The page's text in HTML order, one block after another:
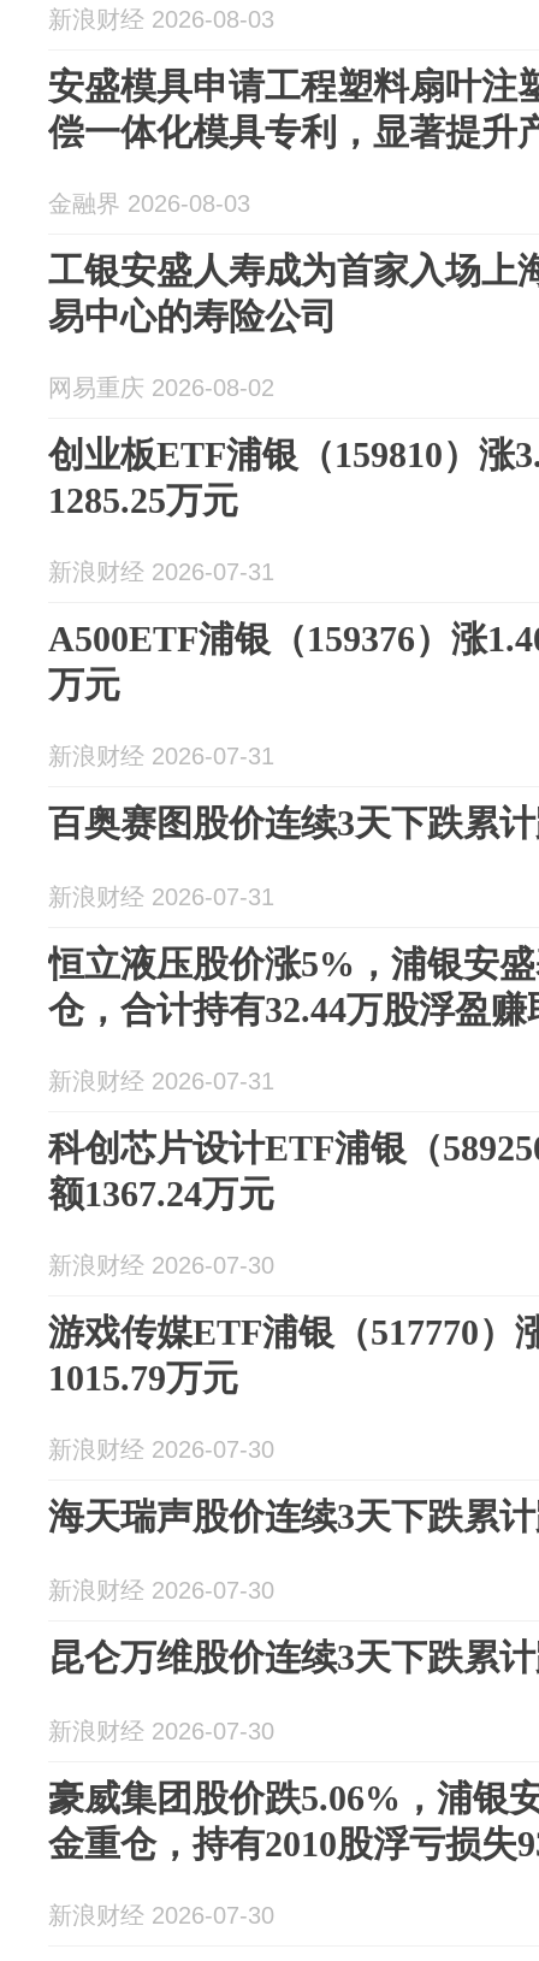
新浪财经 2026-08-03
安盛模具申请工程塑料扇叶注
偿一体化模具专利，显著提升
金融界 2026-08-03
工银安盛人寿成为首家入场上
易中心的寿险公司
网易重庆 2026-08-02
创业板ETF浦银（159810）涨
1285.25万元
新浪财经 2026-07-31
A500ETF浦银（159376）涨
万元
新浪财经 2026-07-31
百奥赛图股价连续3天下跌累
新浪财经 2026-07-31
恒立液压股价涨5%，浦银安
仓，合计持有32.44万股浮盈赚
新浪财经 2026-07-31
科创芯片设计ETF浦银（
额1367.24万元
新浪财经 2026-07-30
游戏传媒ETF浦银（517770）
1015.79万元
新浪财经 2026-07-30
海天瑞声股价连续3天下跌累
新浪财经 2026-07-30
昆仑万维股价连续3天下跌累
新浪财经 2026-07-30
豪威集团股价跌5.06%，浦银
金重仓，持有2010股浮亏损失
新浪财经 2026-07-30